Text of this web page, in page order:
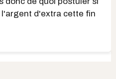
d'extra cette fin